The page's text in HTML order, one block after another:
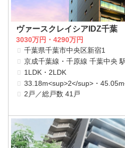
ヴァースクレイシアIDZ千葉
3030万円・4290万円
千葉県千葉市中央区新宿1
京成千葉線・千原線 千葉中央
1LDK・2LDK
33.18m<sup>2</sup>・
2戸／総戸数 41戸